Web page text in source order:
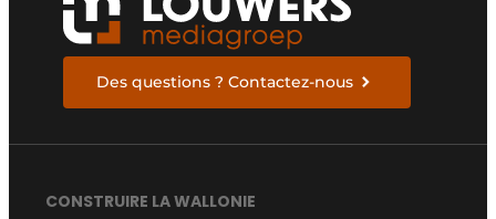
Des questions ? Contactez-nous
CONSTRUIRE LA WALLONIE